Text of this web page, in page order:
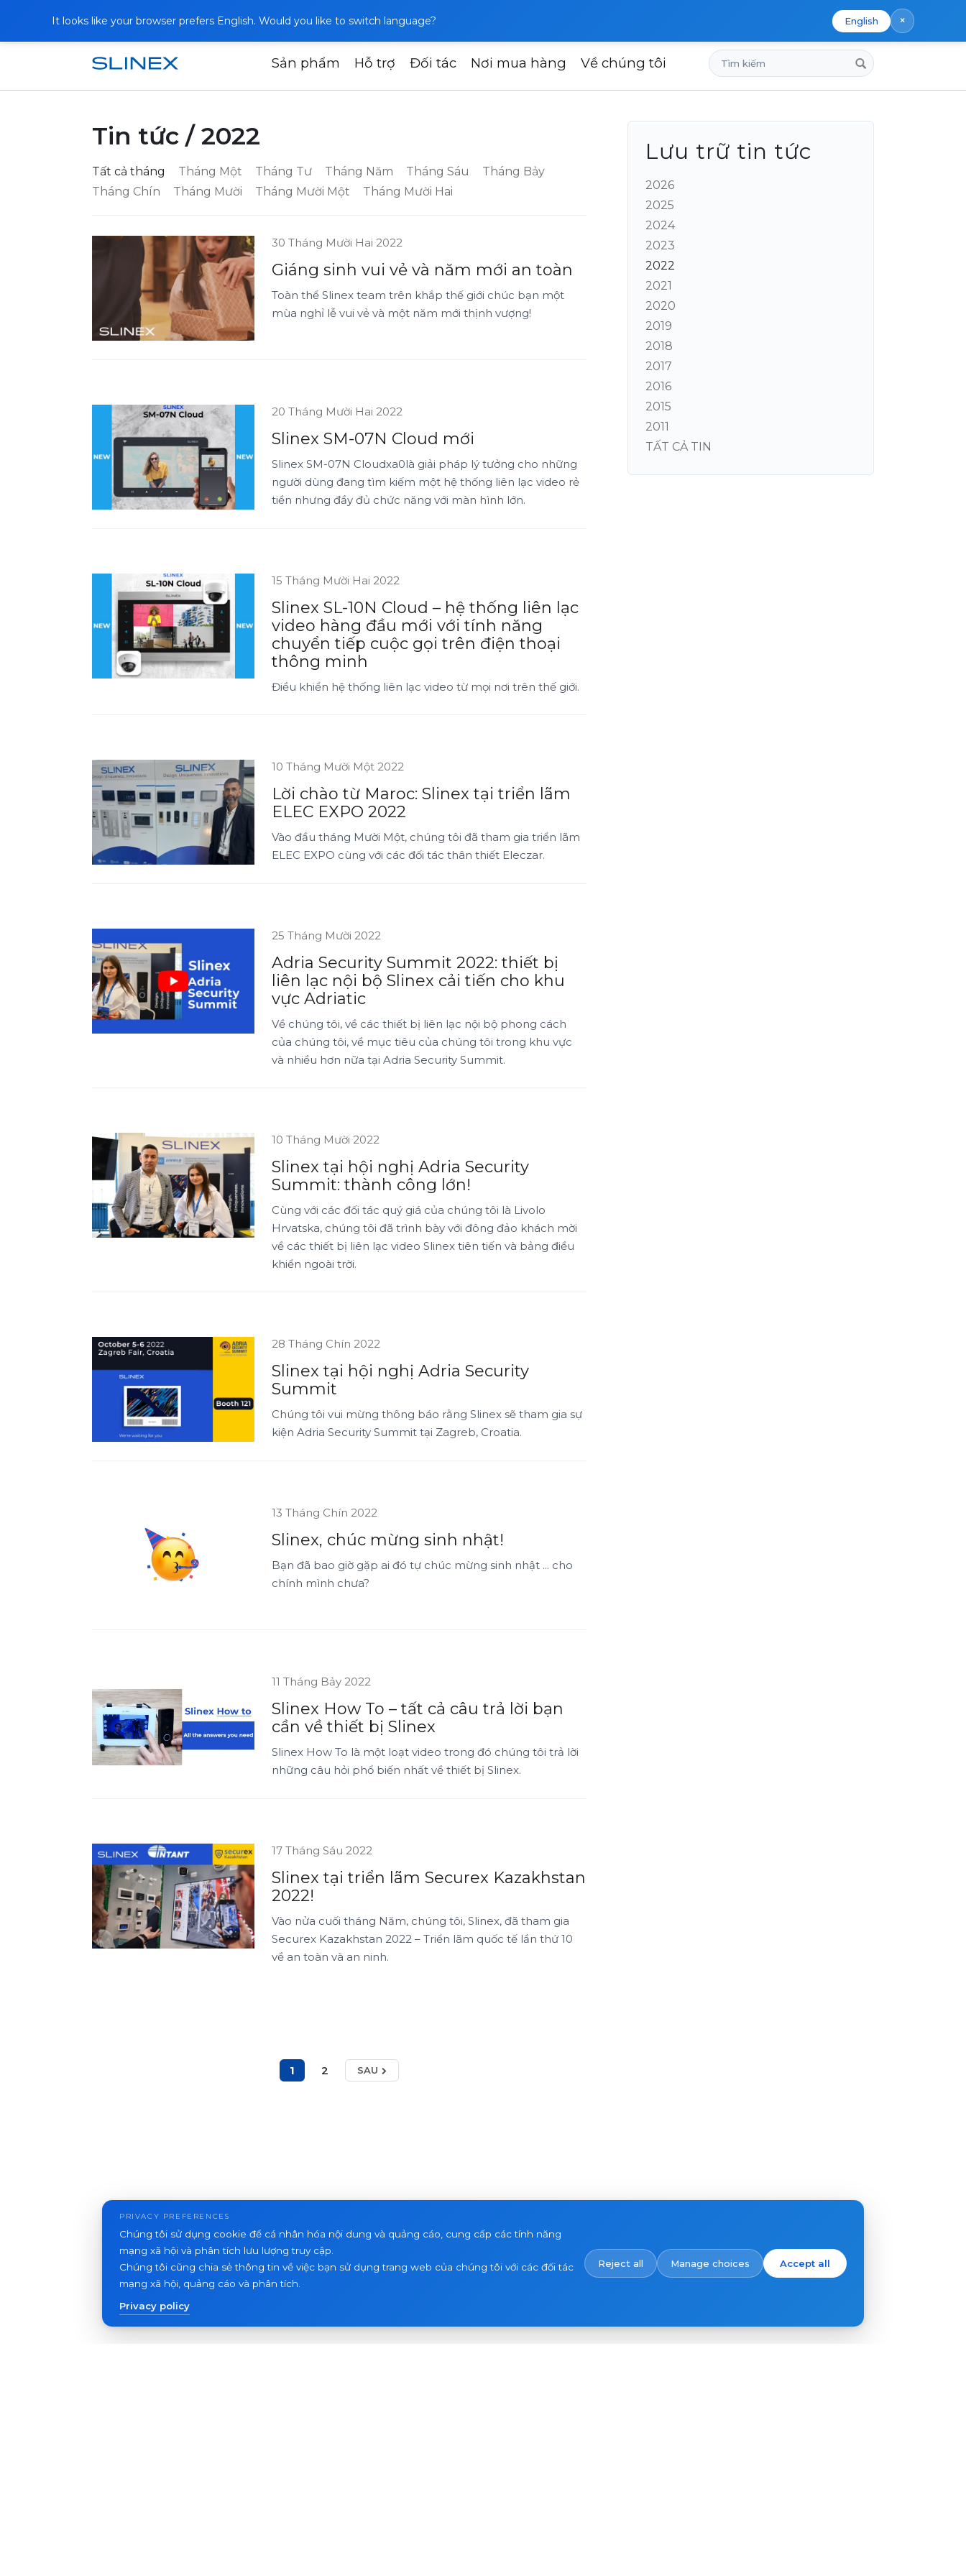
It looks like your browser prefers English. Would you like to switch language? English ×
Sản phẩm Hỗ trợ Đối tác Nơi mua hàng Về chúng tôi
Tìm
kiếm
Trang chủ Tin tức
Tin tức / 2022
Tất cả tháng Tháng Một Tháng Tư Tháng Năm Tháng Sáu
Tháng Bảy
Tháng Chín
Tháng Mười Tháng Mười Một Tháng Mười Hai
30 Tháng Mười Hai 2022
Giáng sinh vui vẻ và năm mới an toàn
Toàn thể Slinex team trên khắp thế giới chúc bạn một
mùa nghỉ lễ vui vẻ và một năm mới thịnh vượng!
20 Tháng Mười Hai 2022
Slinex SM-07N Cloud mới
Slinex SM-07N Cloudxa0là giải pháp lý tưởng cho những
người dùng đang tìm kiếm một hệ thống liên lạc video rẻ
tiền nhưng đầy đủ chức năng với màn hình lớn.
15 Tháng Mười Hai 2022
Slinex SL-10N Cloud – hệ thống liên lạc
video hàng đầu mới với tính năng
chuyển tiếp cuộc gọi trên điện thoại
thông minh
Điều khiển hệ thống liên lạc video từ mọi nơi trên thế giới.
10 Tháng Mười Một 2022
Lời chào từ Maroc: Slinex tại triển lãm
ELEC EXPO 2022
Vào đầu tháng Mười Một, chúng tôi đã tham gia triển lãm
ELEC EXPO cùng với các đối tác thân thiết Eleczar.
25 Tháng Mười 2022
Adria Security Summit 2022: thiết bị
liên lạc nội bộ Slinex cải tiến cho khu
vực Adriatic
Về chúng tôi, về các thiết bị liên lạc nội bộ phong cách
của chúng tôi, về mục tiêu của chúng tôi trong khu vực
và nhiều hơn nữa tại Adria Security Summit.
10 Tháng Mười 2022
Slinex tại hội nghị Adria Security
Summit: thành công lớn!
Cùng với các đối tác quý giá của chúng tôi là Livolo
Hrvatska, chúng tôi đã trình bày với đông đảo khách mời
về các thiết bị liên lạc video Slinex tiên tiến và bảng điều
khiển ngoài trời.
28 Tháng Chín 2022
Slinex tại hội nghị Adria Security
Summit
Chúng tôi vui mừng thông báo rằng Slinex sẽ tham gia sự
kiện Adria Security Summit tại Zagreb, Croatia.
13 Tháng Chín 2022
Slinex, chúc mừng sinh nhật!
Bạn đã bao giờ gặp ai đó tự chúc mừng sinh nhật ... cho
chính mình chưa?
11 Tháng Bảy 2022
Slinex How To – tất cả câu trả lời bạn
cần về thiết bị Slinex
Slinex How To là một loạt video trong đó chúng tôi trả lời
những câu hỏi phổ biến nhất về thiết bị Slinex.
17 Tháng Sáu 2022
Slinex tại triển lãm Securex Kazakhstan
2022!
Vào nửa cuối tháng Năm, chúng tôi, Slinex, đã tham gia
Securex Kazakhstan 2022 – Triển lãm quốc tế lần thứ 10
về an toàn và an ninh.
1 2 SAU
Lưu trữ tin tức
2026
2025
2024
2023
2022
2021
2020
2019
2018
2017
2016
2015
2011
TẤT CẢ TIN
PRIVACY PREFERENCES
Chúng tôi sử dụng cookie để cá nhân hóa nội dung và quảng cáo, cung cấp các tính năng
mạng xã hội và phân tích lưu lượng truy cập.
Chúng tôi cũng chia sẻ thông tin về việc bạn sử dụng trang web của chúng tôi với các đối tác
mạng xã hội, quảng cáo và phân tích.
Privacy policy
Reject all Manage choices Accept all